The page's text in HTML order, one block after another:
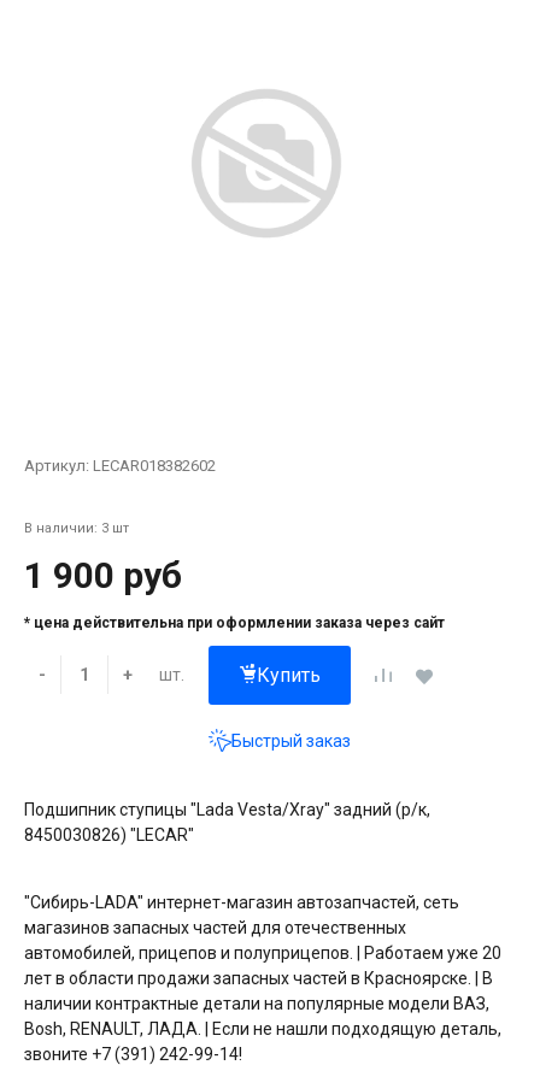
Артикул: LECAR018382602
В наличии: 3 шт
1 900 руб
* цена действительна при оформлении заказа через сайт
- + шт. Купить
Быстрый заказ
Подшипник ступицы "Lada Vesta/Xraу" задний (р/к,
8450030826) "LECAR"
"Сибирь-LADA" интернет-магазин автозапчастей, сеть
магазинов запасных частей для отечественных
автомобилей, прицепов и полуприцепов. | Работаем уже 20
лет в области продажи запасных частей в Красноярске. | В
наличии контрактные детали на популярные модели ВАЗ,
Bosh, RENAULT, ЛАДА. | Если не нашли подходящую деталь,
звоните +7 (391) 242-99-14!